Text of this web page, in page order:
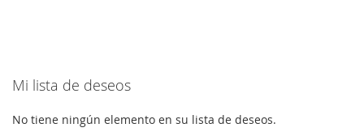
Mi lista de deseos
No tiene ningún elemento en su lista de deseos.